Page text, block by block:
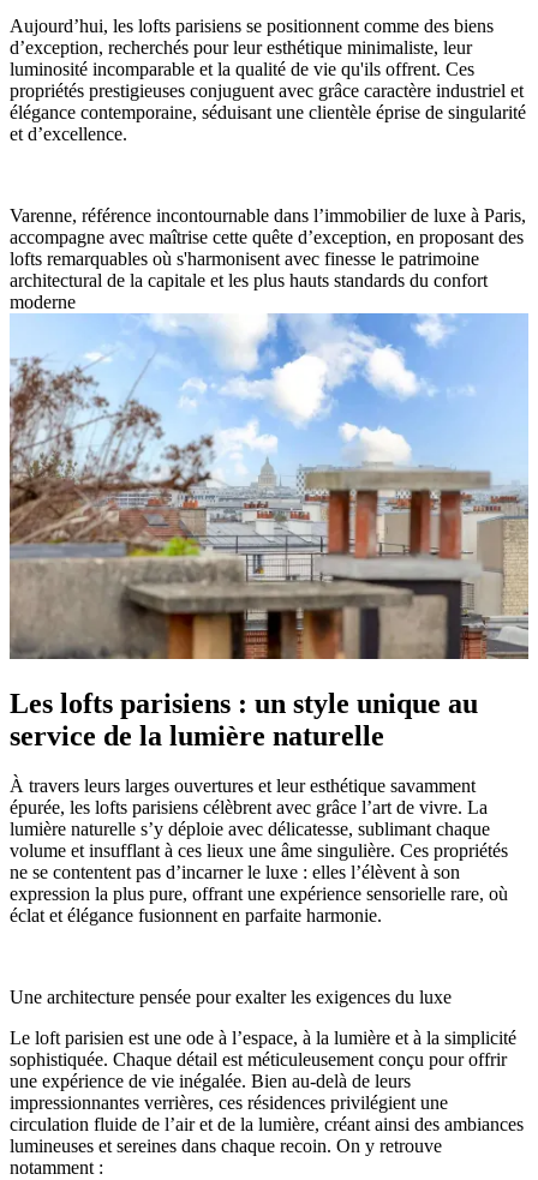
Aujourd’hui, les lofts parisiens se positionnent comme des biens
d’exception, recherchés pour leur esthétique minimaliste, leur
luminosité incomparable et la qualité de vie qu'ils offrent. Ces
propriétés prestigieuses conjuguent avec grâce caractère industriel et
élégance contemporaine, séduisant une clientèle éprise de singularité
et d’excellence.
Varenne, référence incontournable dans l’immobilier de luxe à Paris,
accompagne avec maîtrise cette quête d’exception, en proposant des
lofts remarquables où s'harmonisent avec finesse le patrimoine
architectural de la capitale et les plus hauts standards du confort
moderne
Les lofts parisiens : un style unique au
service de la lumière naturelle
À travers leurs larges ouvertures et leur esthétique savamment
épurée, les lofts parisiens célèbrent avec grâce l’art de vivre. La
lumière naturelle s’y déploie avec délicatesse, sublimant chaque
volume et insufflant à ces lieux une âme singulière. Ces propriétés
ne se contentent pas d’incarner le luxe : elles l’élèvent à son
expression la plus pure, offrant une expérience sensorielle rare, où
éclat et élégance fusionnent en parfaite harmonie.
Une architecture pensée pour exalter les exigences du luxe
Le loft parisien est une ode à l’espace, à la lumière et à la simplicité
sophistiquée. Chaque détail est méticuleusement conçu pour offrir
une expérience de vie inégalée. Bien au-delà de leurs
impressionnantes verrières, ces résidences privilégient une
circulation fluide de l’air et de la lumière, créant ainsi des ambiances
lumineuses et sereines dans chaque recoin. On y retrouve
notamment :